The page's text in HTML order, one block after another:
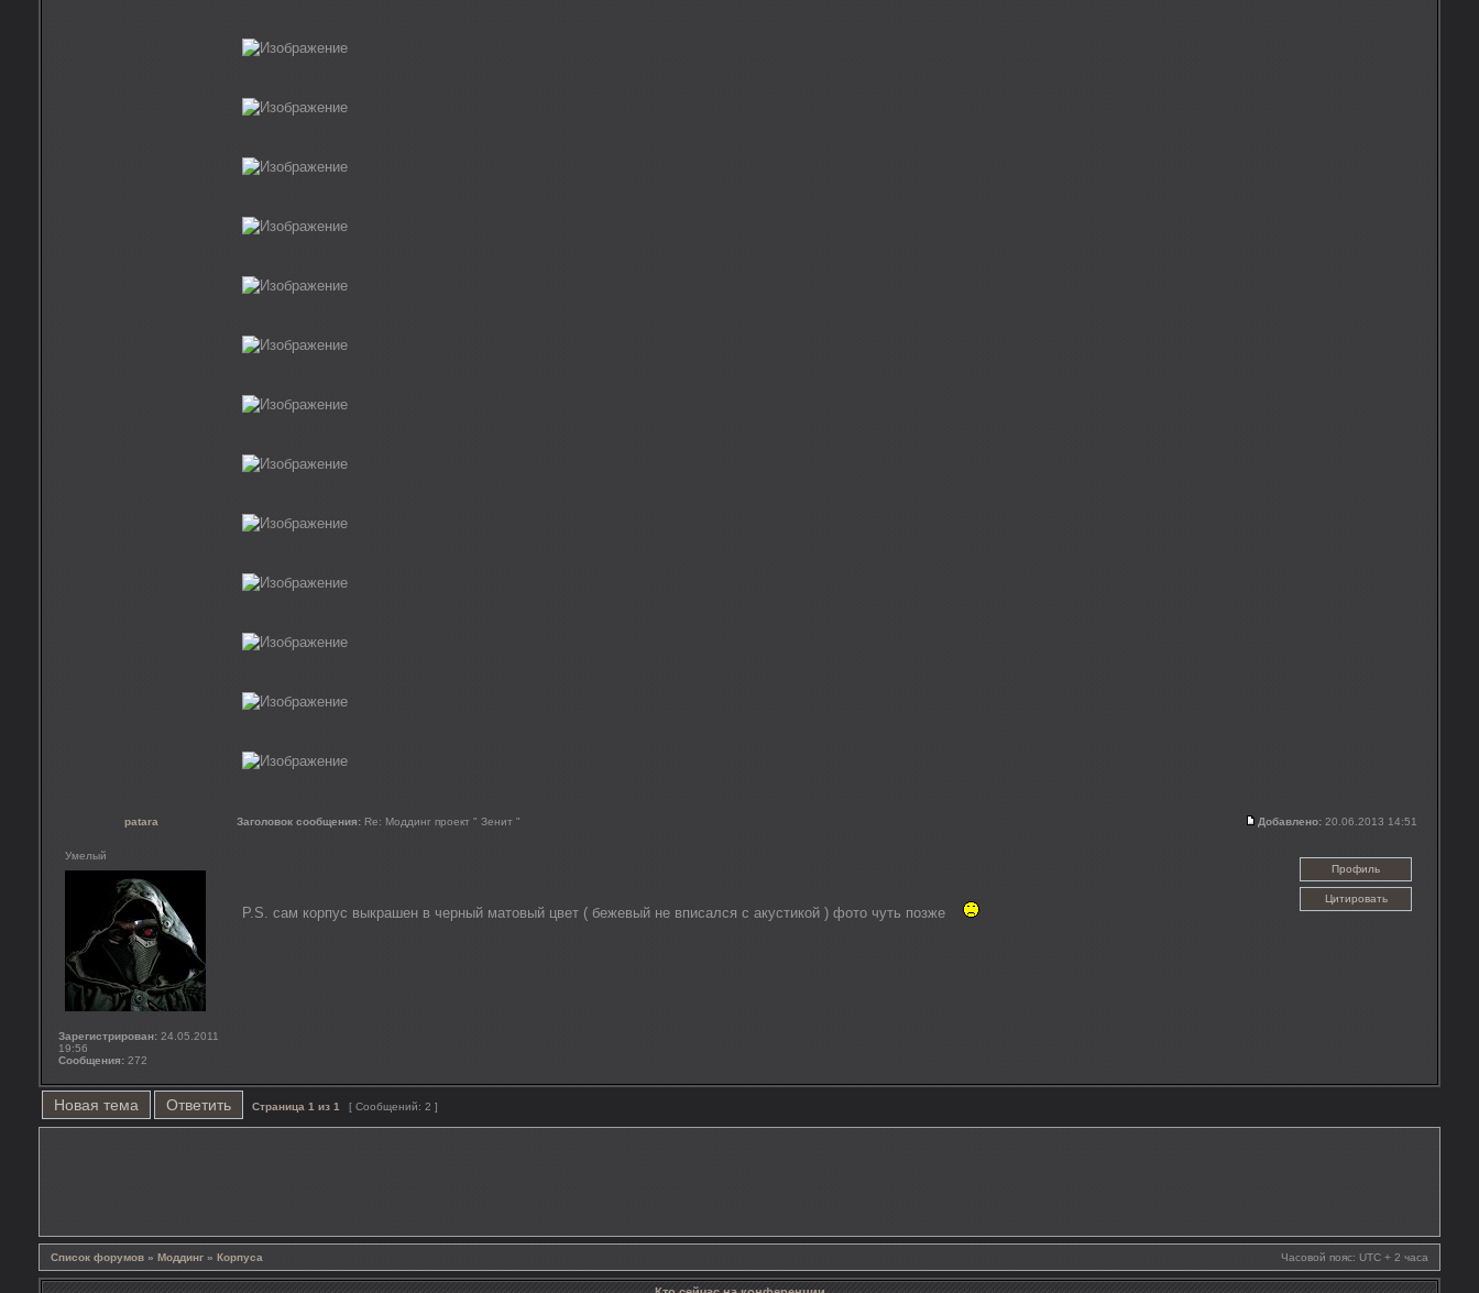
patara Заголовок сообщения: Re: Моддинг проект " Зенит " Добавлено: 20.06.2013 14:51
Умелый
Зарегистрирован: 24.05.2011
19:56
Сообщения: 272
P.S. сам корпус выкрашен в черный матовый цвет ( бежевый не вписался с акустикой ) фото чуть позже
Профиль
Цитировать
Новая тема Ответить Страница 1 из 1 [ Сообщений: 2 ]
Список форумов » Моддинг » Корпуса Часовой пояс: UTC + 2 часа